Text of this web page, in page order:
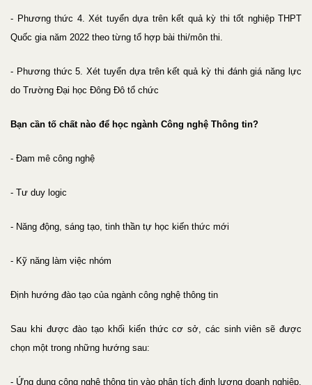
- Phương thức 4. Xét tuyển dựa trên kết quả kỳ thi tốt nghiệp THPT
Quốc gia năm 2022 theo từng tổ hợp bài thi/môn thi.
- Phương thức 5. Xét tuyển dựa trên kết quả kỳ thi đánh giá năng lực
do Trường Đại học Đông Đô tổ chức
Bạn cần tố chất nào để học ngành Công nghệ Thông tin?
- Đam mê công nghệ
- Tư duy logic
- Năng động, sáng tạo, tinh thần tự học kiến thức mới
- Kỹ năng làm việc nhóm
Định hướng đào tạo của ngành công nghệ thông tin
Sau khi được đào tạo khối kiến thức cơ sở, các sinh viên sẽ được
chọn một trong những hướng sau:
- Ứng dụng công nghệ thông tin vào phân tích định lượng doanh nghiệp.